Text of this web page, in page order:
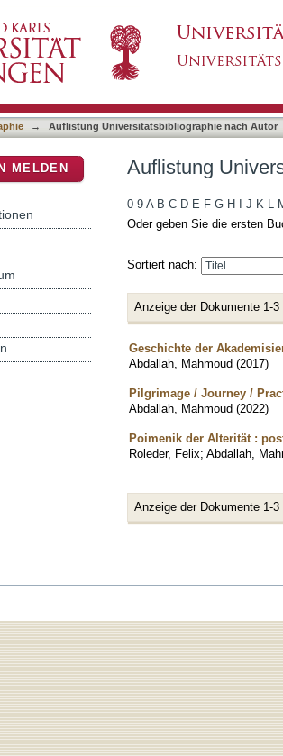
→ Auflistung Universitätsbibliographie nach Autor
Auflistung
0-9 A B C D E F G H J K L
Oder geben Sie die ersten
Sortiert nach:
Anzeige der Dokumente 1-3
Geschichte der
Abdallah, Mahmoud (2017)
Pilgrimage / Journey /
Abdallah, Mahmoud (2022)
Poimenik der Alterität :
Roleder, Felix; Abdallah,
Anzeige der Dokumente 1-3
MELDEN